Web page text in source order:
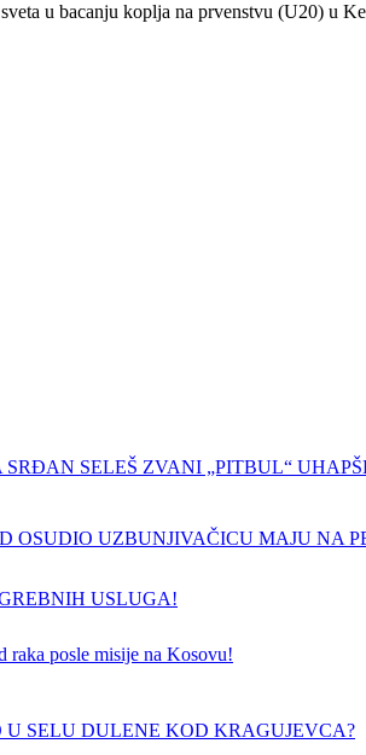
u bacanju koplja na prvenstvu (U20) u
SELEŠ ZVANI „PITBUL“
OSUDIO UZBUNJIVAČICU MAJU NA
USLUGA!
raka posle misije na Kosovu!
U SELU DULENE KOD KRAGUJEVCA?